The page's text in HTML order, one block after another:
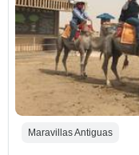
Maravillas Antiguas